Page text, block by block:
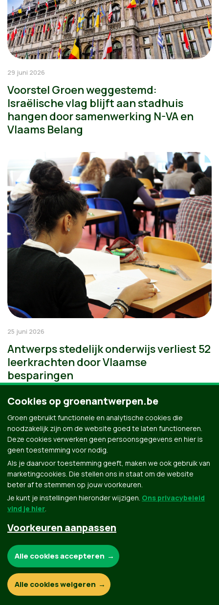
29 juni 2026
Voorstel Groen weggestemd:
Israëlische vlag blijft aan stadhuis
hangen door samenwerking N-VA en
Vlaams Belang
25 juni 2026
Antwerps stedelijk onderwijs verliest 52
leerkrachten door Vlaamse
besparingen
Groen.be
© Copyright Groen 2026 | Gemaakt met NationBuilder
Contact Privacybeleid
Cookies op groenantwerpen.be
Groen gebruikt functionele en analytische cookies die
noodzakelijk zijn om de website goed te laten functioneren.
Deze cookies verwerken geen persoonsgegevens en hier is
geen toestemming voor nodig.
Als je daarvoor toestemming geeft, maken we ook gebruik van
marketingcookies. Die stellen ons in staat om de website
beter af te stemmen op jouw voorkeuren.
Je kunt je instellingen hieronder wijzigen. Ons privacybeleid
vind je hier.
Voorkeuren aanpassen
Functionele en analytische cookies:
Alle cookies accepteren
Alle cookies weigeren